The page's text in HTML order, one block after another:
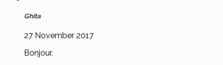
Ghita
27 November 2017
Bonjour,